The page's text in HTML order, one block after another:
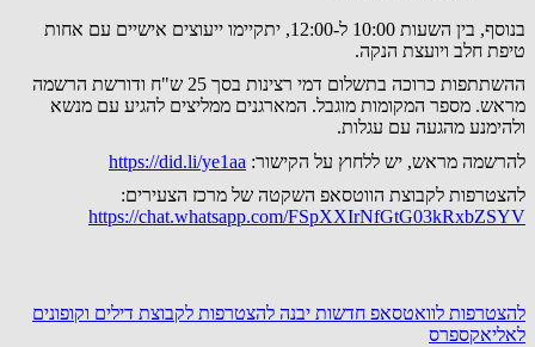
בנוסף, בין השעות 10:00 ל-12:00, יתקיימו ייעוצים אישיים עם אחות
טיפת חלב ויועצת הנקה.
ההשתתפות כרוכה בתשלום דמי רצינות בסך 25 ש"ח ודורשת הרשמה
מראש. מספר המקומות מוגבל. המארגנים ממליצים להגיע עם מנשא
ולהימנע מהגעה עם עגלות.
להרשמה מראש, יש ללחוץ על הקישור: https://did.li/ye1aa
להצטרפות לקבוצת הווטסאפ השקטה של מרכז הצעירים:
https://chat.whatsapp.com/FSpXXIrNfGtG03kRxbZSYV
להצטרפות לוואטסאפ חדשות יבנה להצטרפות לקבוצת דילים וקופונים
לאליאקספרס